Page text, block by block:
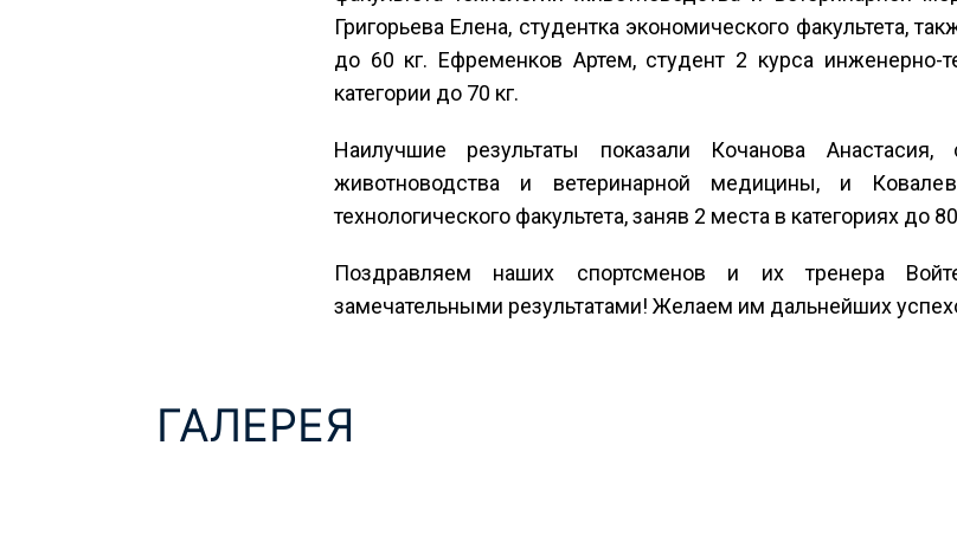
Григорьева Елена, студентка экономического факультета,
до 60 кг. Ефременков Артем, студент 2 курса инженерно-
категории до 70 кг.
Наилучшие результаты показали Кочанова Анастасия,
животноводства и ветеринарной медицины, и
технологического факультета, заняв 2 места в категориях
Поздравляем наших спортсменов и их тренера
замечательными результатами! Желаем им дальнейших
ГАЛЕРЕЯ